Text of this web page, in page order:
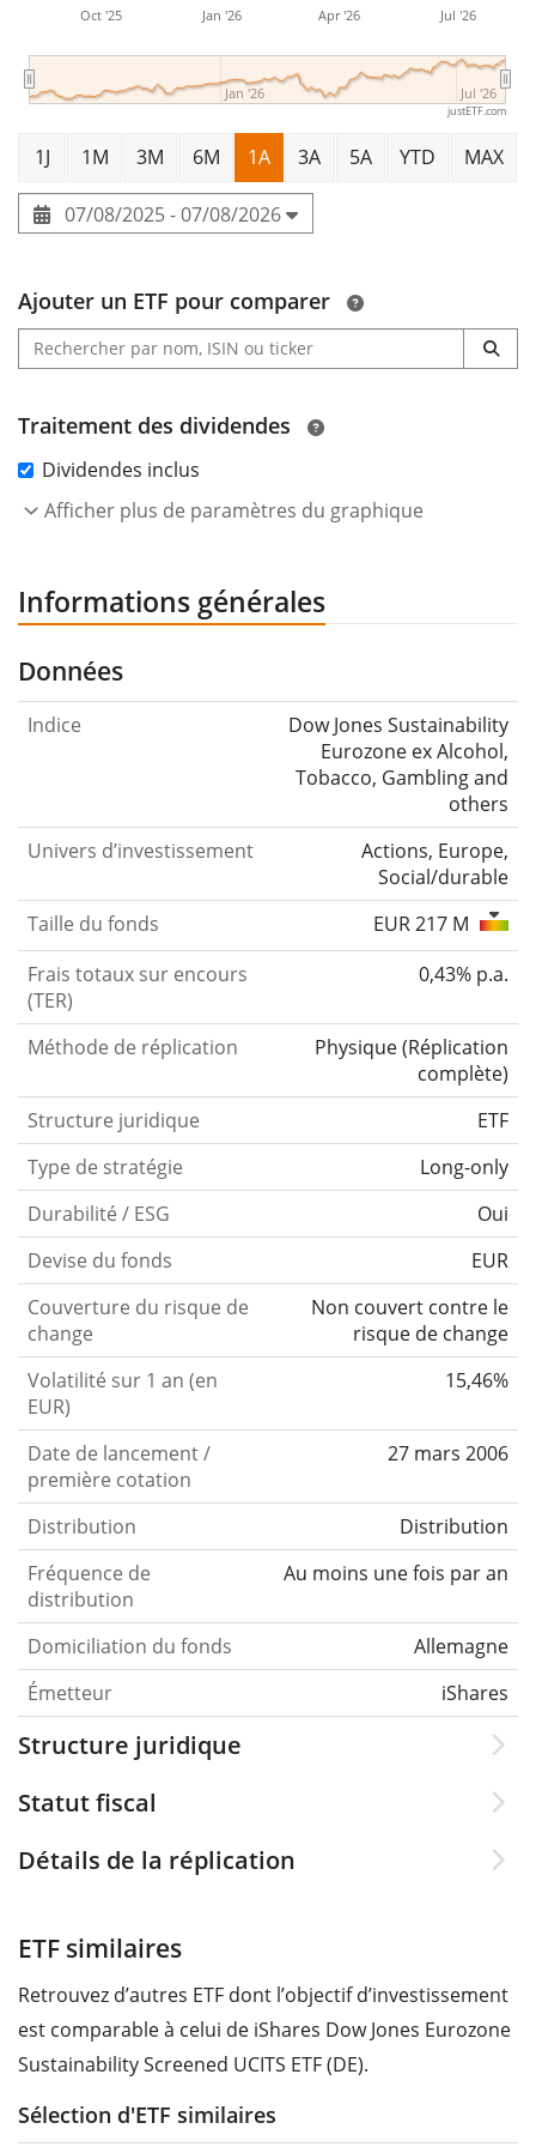
Oct '25 Jan '26 Apr '26 Jul '26
Jan '26 Jul '26
justETF.com
1J 1M 3M 6M 1A 3A 5A YTD MAX
07/08/2025 - 07/08/2026
Ajouter un ETF pour comparer
Traitement des dividendes
Dividendes inclus
Afficher plus de paramètres du graphique
Informations générales
Données
Indice
Dow Jones Sustainability
Eurozone ex Alcohol,
Tobacco, Gambling and
others
Univers d’investissement
Actions, Europe,
Social/durable
Taille du fonds
EUR 217 M
Frais totaux sur encours
(TER)
0,43% p.a.
Méthode de réplication Physique(Réplication
complète)
Structure juridique
ETF
Type de stratégie
Long-only
Durabilité / ESG
Oui
Devise du fonds
EUR
Couverture du risque de
change
Non couvert contre le
risque de change
Volatilité sur 1 an (en
EUR)
15,46%
Date de lancement /
première cotation
27 mars 2006
Distribution
Distribution
Fréquence de
distribution
Au moins une fois par an
Domiciliation du fonds
Allemagne
Émetteur
iShares
Structure juridique
Statut fiscal
Détails de la réplication
ETF similaires
Retrouvez d’autres ETF dont l’objectif d’investissement
est comparable à celui de iShares Dow Jones Eurozone
Sustainability Screened UCITS ETF (DE).
Sélection d'ETF similaires